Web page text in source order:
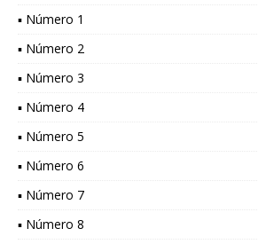
▪ Número 1
▪ Número 2
▪ Número 3
▪ Número 4
▪ Número 5
▪ Número 6
▪ Número 7
▪ Número 8